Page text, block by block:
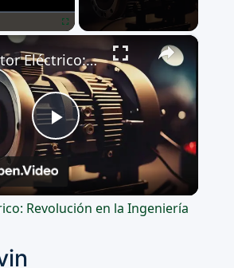
×
Play
Video
El Motor Eléctrico: Revolución en la Ingeniería
Revolución en la Ingeniería